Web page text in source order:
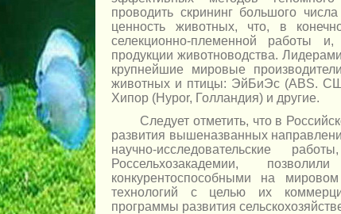
проводить скрининг большого
ценность животных, что, в
селекционно-племенной работы и,
продукции животноводства.
крупнейшие мировые
животных и птицы: ЭйБиЭс (ABS.
Хипор (Hypor, Голландия) и другие.
Следует отметить, что в
развития вышеназванных
научно-исследовательские
Россельхозакадемии,
конкурентоспособными на
технологий с целью их
программы развития